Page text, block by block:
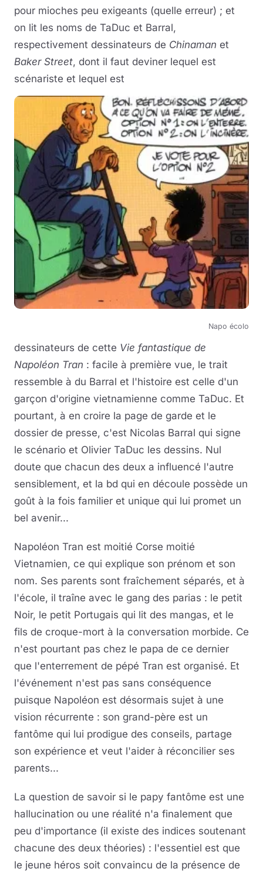
pour mioches peu exigeants (quelle erreur) ; et
on lit les noms de TaDuc et Barral,
respectivement dessinateurs de Chinaman et
Baker Street, dont il faut deviner lequel est
scénariste et lequel est
Napo écolo
dessinateurs de cette Vie fantastique de
Napoléon Tran : facile à première vue, le trait
ressemble à du Barral et l'histoire est celle d'un
garçon d'origine vietnamienne comme TaDuc. Et
pourtant, à en croire la page de garde et le
dossier de presse, c'est Nicolas Barral qui signe
le scénario et Olivier TaDuc les dessins. Nul
doute que chacun des deux a influencé l'autre
sensiblement, et la bd qui en découle possède un
goût à la fois familier et unique qui lui promet un
bel avenir...
Napoléon Tran est moitié Corse moitié
Vietnamien, ce qui explique son prénom et son
nom. Ses parents sont fraîchement séparés, et à
l'école, il traîne avec le gang des parias : le petit
Noir, le petit Portugais qui lit des mangas, et le
fils de croque-mort à la conversation morbide. Ce
n'est pourtant pas chez le papa de ce dernier
que l'enterrement de pépé Tran est organisé. Et
l'événement n'est pas sans conséquence
puisque Napoléon est désormais sujet à une
vision récurrente : son grand-père est un
fantôme qui lui prodigue des conseils, partage
son expérience et veut l'aider à réconcilier ses
parents...
La question de savoir si le papy fantôme est une
hallucination ou une réalité n'a finalement que
peu d'importance (il existe des indices soutenant
chacune des deux théories) : l'essentiel est que
le jeune héros soit convaincu de la présence de